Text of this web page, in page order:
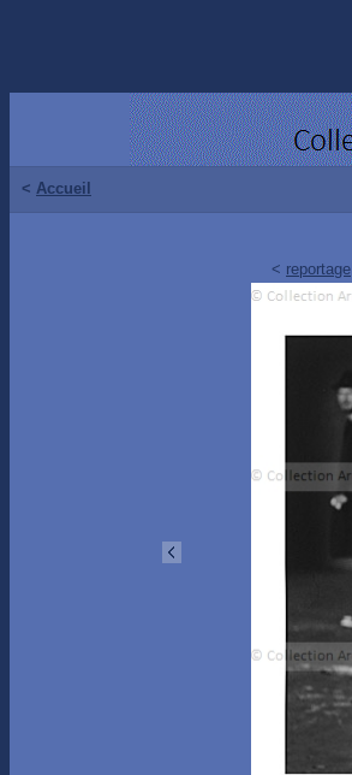
< Accueil
< reportage